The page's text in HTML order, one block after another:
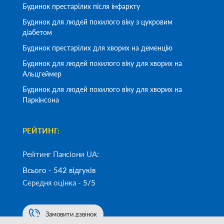
Будинок престарілих після інфаркту
Будинок для людей похилого віку з цукровим
діабетом
Будинок престарілих для хворих на деменцію
Будинок для людей похилого віку для хворих на
Альцгеймер
Будинок для людей похилого віку для хворих на
Паркінсона
РЕЙТИНГ:
Рейтинг Пансіони UA:
Всього - 542 відгуків
Середня оцінка - 5/5
Замовити дзвінок